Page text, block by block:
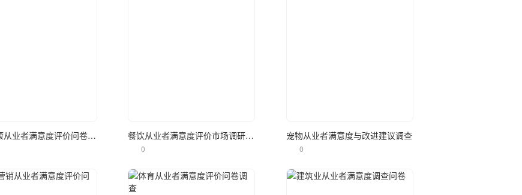
医疗健康从业者满意度评价问卷调查
餐饮从业者满意度评价市场调研问卷
0
宠物从业者满意度与改进建议调查
0